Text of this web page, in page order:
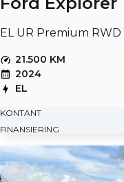
EL UR Premium
21.500 KM
2024
EL
KONTANT
FINANSIERING